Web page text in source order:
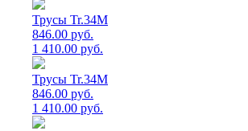
Трусы Tr.34M
846.00 руб.
1 410.00 руб.
Трусы Tr.34M
846.00 руб.
1 410.00 руб.